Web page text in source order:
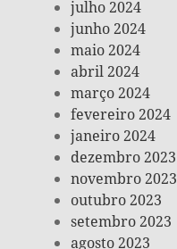
julho 2024
junho 2024
maio 2024
abril 2024
março 2024
fevereiro 2024
janeiro 2024
dezembro 2023
novembro 2023
outubro 2023
setembro 2023
agosto 2023